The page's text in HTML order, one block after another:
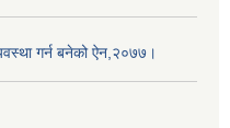
गर्न बनेको ऐन,२०७७।